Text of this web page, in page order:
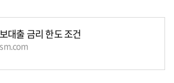
대출 금리 한도 조건